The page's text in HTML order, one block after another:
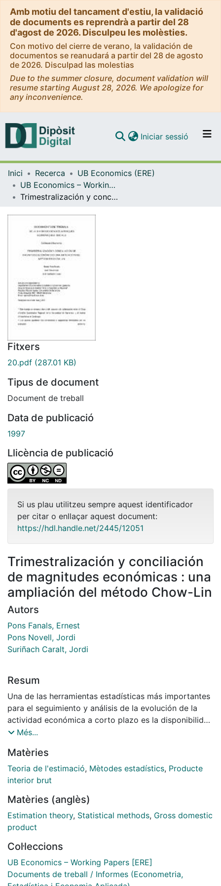
Amb motiu del tancament d'estiu, la validació
de documents es reprendrà a partir del 28
d'agost de 2026. Disculpeu les molèsties.
Con motivo del cierre de verano, la validación de
documentos se reanudará a partir del 28 de agosto
de 2026. Disculpad las molestias
Due to the summer closure, document validation will
resume starting August 28, 2026. We apologize for
any inconvenience.
Navega per tot el DD
Iniciar sessió (current)
Inici Recerca
UB Economics (ERE)
UB Economics – Working Papers [ERE]
Trimestralización y conciliación de magnitudes económicas : una ampliación del método Chow-Lin
Fitxers
20.pdf (287.01 KB)
Tipus de document
Document de treball
Data de publicació
1997
Llicència de publicació
Si us plau utilitzeu sempre aquest identificador
per citar o enllaçar aquest document:
https://hdl.handle.net/2445/12051
Trimestralización y conciliación
de magnitudes económicas : una
ampliación del método Chow-Lin
Autors
Pons Fanals, Ernest
Pons Novell, Jordi
Suriñach Caralt, Jordi
Resum
Una de las herramientas estadísticas más importantes
para el seguimiento y análisis de la evolución de la
actividad económica a corto plazo es la disponibilidad
de estimaciones de la evolución trimestral de los
oferta como a la demanda. La necesidad de disponer
de esta información con un retraso temporal reducido
hace imprescindible la utilización de métodos de
información anual a trimestral. El método más
aplicado, puesto que permite resolver este problema
de manera muy elegante bajo un enfoque estadístico
este método no garantiza que las estimaciones
trimestrales del PIB en lo que respecta a la oferta y a
la demanda coincidan, haciendo necesaria la
Més...
Matèries
Teoria de l'estimació, Mètodes estadístics, Producte
interior brut
Matèries (anglès)
Estimation theory, Statistical methods, Gross domestic
product
Col·leccions
UB Economics – Working Papers [ERE]
Documents de treball / Informes (Econometria,